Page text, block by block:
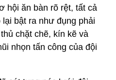
hội ăn bàn rõ rệt, tất cả
bật ra như đụng phải
chặt chẽ, kín kẽ và
nhọn tấn công của đội